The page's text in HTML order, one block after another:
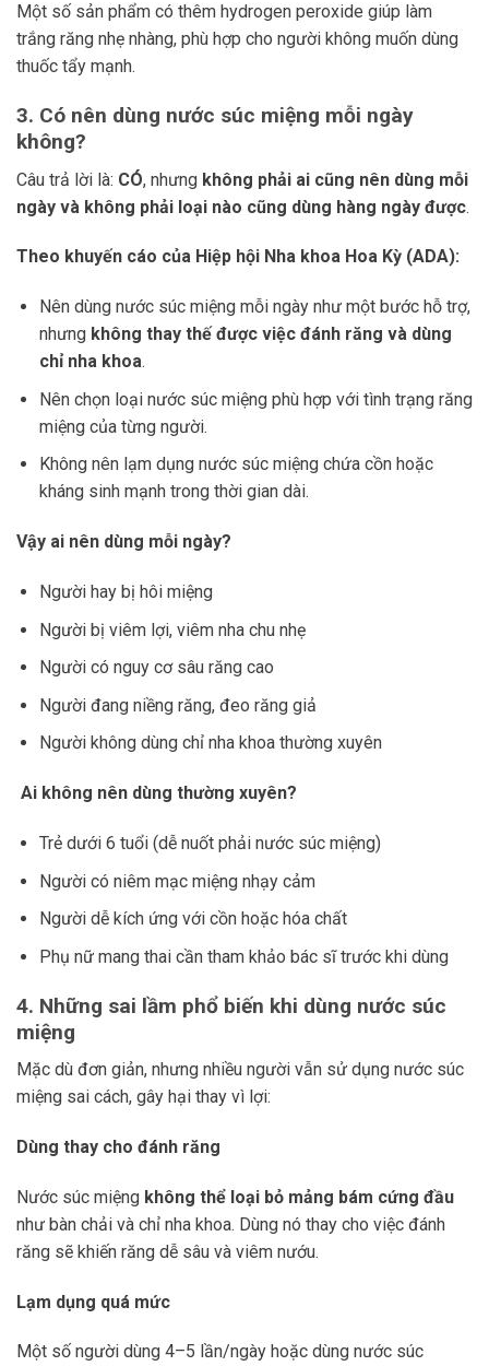
Một số sản phẩm có thêm hydrogen peroxide giúp làm
trắng răng nhẹ nhàng, phù hợp cho người không muốn dùng
thuốc tẩy mạnh.
3. Có nên dùng nước súc miệng mỗi ngày
không?
Câu trả lời là: CÓ, nhưng không phải ai cũng nên dùng mỗi
ngày và không phải loại nào cũng dùng hàng ngày được.
Theo khuyến cáo của Hiệp hội Nha khoa Hoa Kỳ (ADA):
Nên dùng nước súc miệng mỗi ngày như một bước hỗ trợ,
nhưng không thay thế được việc đánh răng và dùng
chỉ nha khoa.
Nên chọn loại nước súc miệng phù hợp với tình trạng răng
miệng của từng người.
Không nên lạm dụng nước súc miệng chứa cồn hoặc
kháng sinh mạnh trong thời gian dài.
Vậy ai nên dùng mỗi ngày?
Người hay bị hôi miệng
Người bị viêm lợi, viêm nha chu nhẹ
Người có nguy cơ sâu răng cao
Người đang niềng răng, đeo răng giả
Người không dùng chỉ nha khoa thường xuyên
Ai không nên dùng thường xuyên?
Trẻ dưới 6 tuổi (dễ nuốt phải nước súc miệng)
Người có niêm mạc miệng nhạy cảm
Người dễ kích ứng với cồn hoặc hóa chất
Phụ nữ mang thai cần tham khảo bác sĩ trước khi dùng
4. Những sai lầm phổ biến khi dùng nước súc
miệng
Mặc dù đơn giản, nhưng nhiều người vẫn sử dụng nước súc
miệng sai cách, gây hại thay vì lợi:
Dùng thay cho đánh răng
Nước súc miệng không thể loại bỏ mảng bám cứng đầu
như bàn chải và chỉ nha khoa. Dùng nó thay cho việc đánh
răng sẽ khiến răng dễ sâu và viêm nướu.
Lạm dụng quá mức
Một số người dùng 4–5 lần/ngày hoặc dùng nước súc